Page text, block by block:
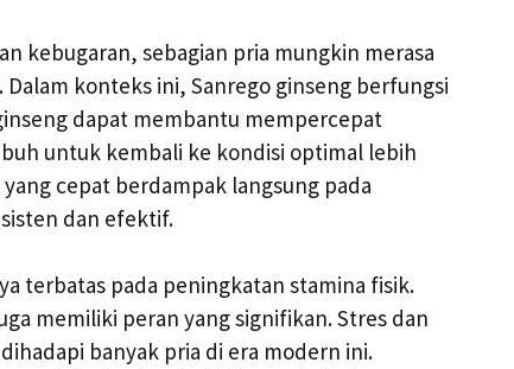
kebugaran, sebagian pria mungkin merasa
konteks ini, Sanrego ginseng berfungsi
dapat membantu mempercepat
untuk kembali ke kondisi optimal lebih
cepat berdampak langsung pada
dan efektif.
terbatas pada peningkatan stamina fisik.
memiliki peran yang signifikan. Stres dan
banyak pria di era modern ini.